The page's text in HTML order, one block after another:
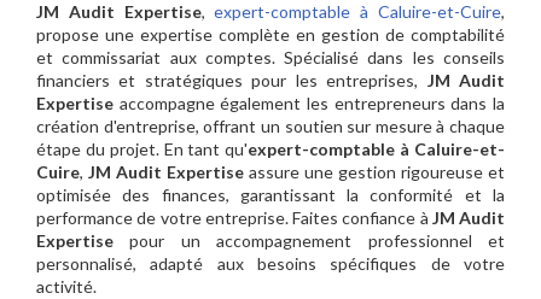
JM Audit Expertise,expert-comptable à Caluire-et-Cuire,
propose une expertise complète en gestion de comptabilité
et commissariat aux comptes. Spécialisé dans les conseils
financiers et stratégiques pour les entreprises, JM Audit
Expertise accompagne également les entrepreneurs dans la
création d'entreprise, offrant un soutien sur mesure à chaque
étape du projet. En tant qu'expert-comptable à Caluire-et-
Cuire, JM Audit Expertise assure une gestion rigoureuse et
optimisée des finances, garantissant la conformité et la
performance de votre entreprise. Faites confiance à JM Audit
Expertise pour un accompagnement professionnel et
personnalisé, adapté aux besoins spécifiques de votre
activité.